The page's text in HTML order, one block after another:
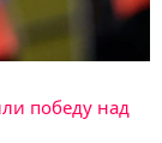
победу над